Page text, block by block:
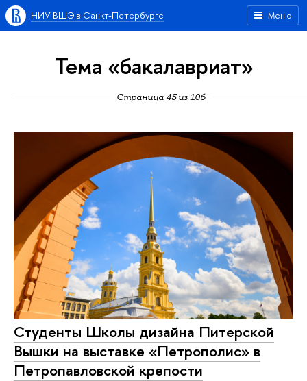
Меню
НИУ ВШЭ в Санкт-Петербурге
Тема «бакалавриат»
Страница 45 из 106
Студенты Школы дизайна Питерской
Вышки на выставке «Петрополис» в
Петропавловской крепости